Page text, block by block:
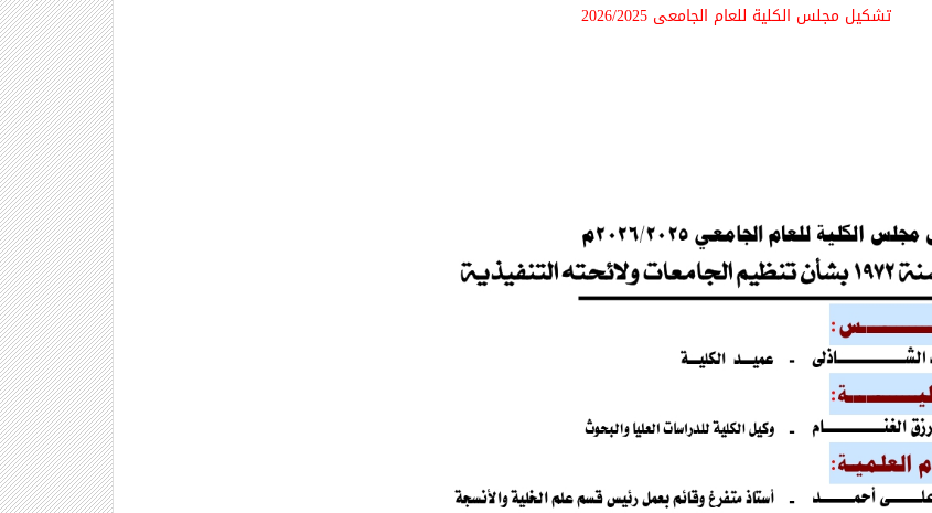
تشكيل مجلس الكلية للعام الجامعى 2026/2025